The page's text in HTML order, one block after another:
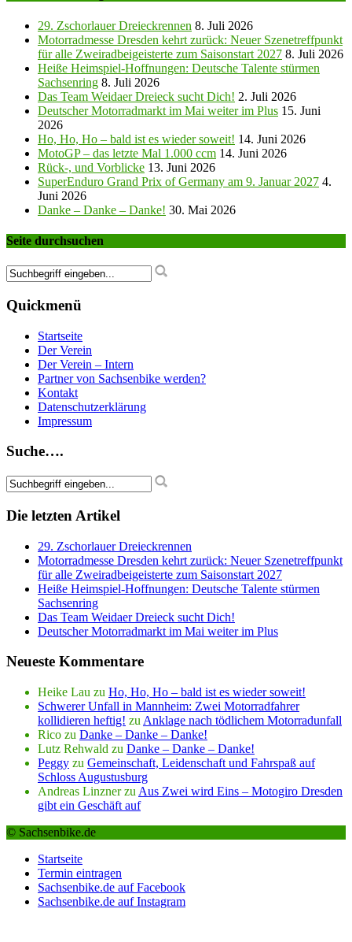
29. Zschorlauer Dreieckrennen 8. Juli 2026
Motorradmesse Dresden kehrt zurück: Neuer Szenetreffpunkt
für alle Zweiradbeigeisterte zum Saisonstart 2027 8. Juli 2026
Heiße Heimspiel-Hoffnungen: Deutsche Talente stürmen
Sachsenring 8. Juli 2026
Das Team Weidaer Dreieck sucht Dich! 2. Juli 2026
Deutscher Motorradmarkt im Mai weiter im Plus 15. Juni
2026
Ho, Ho, Ho – bald ist es wieder soweit! 14. Juni 2026
MotoGP – das letzte Mal 1.000 ccm 14. Juni 2026
Rück-, und Vorblicke 13. Juni 2026
SuperEnduro Grand Prix of Germany am 9. Januar 2027 4.
Juni 2026
Danke – Danke – Danke! 30. Mai 2026
Seite durchsuchen
Quickmenü
Startseite
Der Verein
Der Verein – Intern
Partner von Sachsenbike werden?
Kontakt
Datenschutzerklärung
Impressum
Suche….
Die letzten Artikel
29. Zschorlauer Dreieckrennen
Motorradmesse Dresden kehrt zurück: Neuer Szenetreffpunkt
für alle Zweiradbeigeisterte zum Saisonstart 2027
Heiße Heimspiel-Hoffnungen: Deutsche Talente stürmen
Sachsenring
Das Team Weidaer Dreieck sucht Dich!
Deutscher Motorradmarkt im Mai weiter im Plus
Neueste Kommentare
Heike Lau zu Ho, Ho, Ho – bald ist es wieder soweit!
Schwerer Unfall in Mannheim: Zwei Motorradfahrer
kollidieren heftig! zu Anklage nach tödlichem Motorradunfall
Rico zu Danke – Danke – Danke!
Lutz Rehwald zu Danke – Danke – Danke!
Peggy zu Gemeinschaft, Leidenschaft und Fahrspaß auf
Schloss Augustusburg
Andreas Linznerzu Aus Zwei wird Eins – Motogiro Dresden
gibt ein Geschäft auf
© Sachsenbike.de
Startseite
Termin eintragen
Sachsenbike.de auf Facebook
Sachsenbike.de auf Instagram